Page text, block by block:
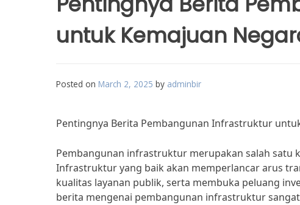
untuk Kemajuan
Posted on March 2, 2025 by adminbir
Pentingnya Berita Pembangunan Infrastruktur
Pembangunan infrastruktur merupakan salah satu
Infrastruktur yang baik akan memperlancar arus
kualitas layanan publik, serta membuka peluang
berita mengenai pembangunan infrastruktur